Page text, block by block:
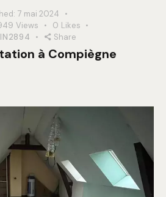
7 mai 2024
Views 0 Likes
Share
à Compiègne